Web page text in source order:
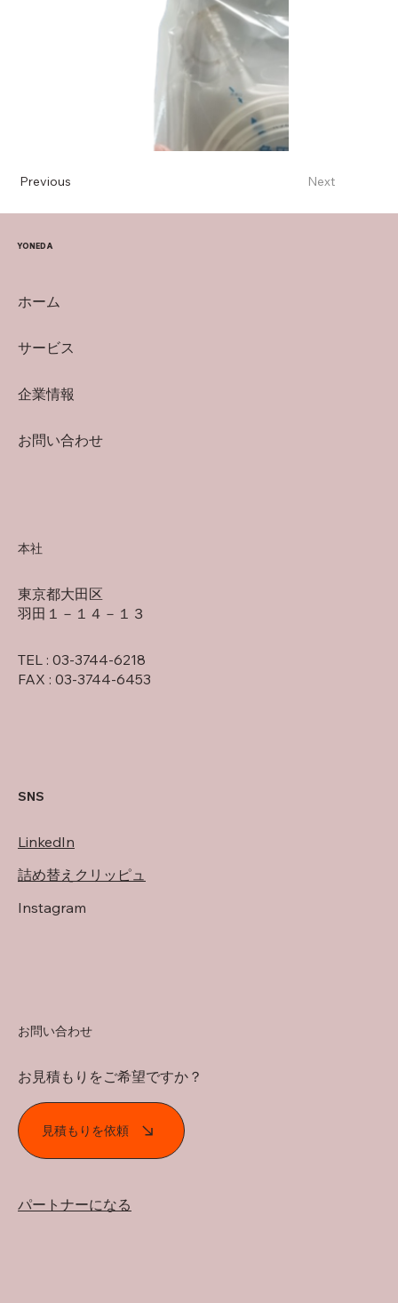
Previous Next
ホーム
サービス
企業情報
お問い合わせ
YONEDA
TEL : 03-3744-6218
FAX : 03-3744-6453
東京都大田区
羽田１－１４－１３
本社
SNS
LinkedIn
詰め替えクリッピュ
Instagram
パートナーになる
見積もりを依頼
お見積もりをご希望ですか？
お問い合わせ